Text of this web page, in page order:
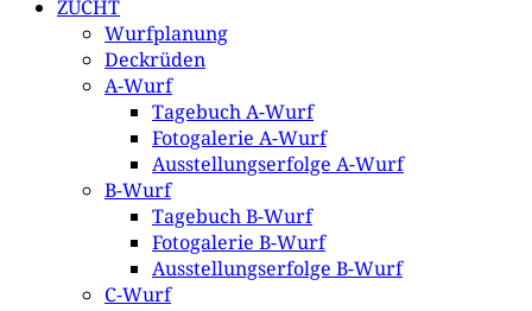
ZUCHT
Wurfplanung
Deckrüden
A-Wurf
Tagebuch A-Wurf
Fotogalerie A-Wurf
Ausstellungserfolge A-Wurf
B-Wurf
Tagebuch B-Wurf
Fotogalerie B-Wurf
Ausstellungserfolge B-Wurf
C-Wurf